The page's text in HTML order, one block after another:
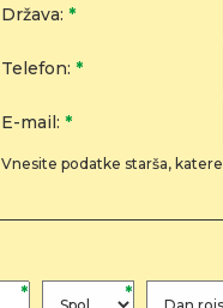
Država: *
Telefon: *
E-mail: *
Vnesite podatke starša,
* *